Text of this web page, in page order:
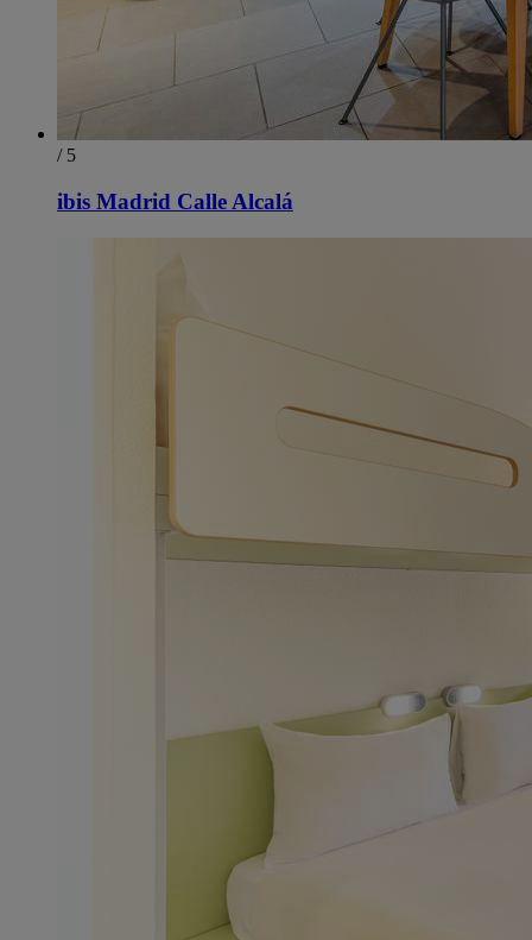
/ 5
ibis Madrid Calle Alcalá